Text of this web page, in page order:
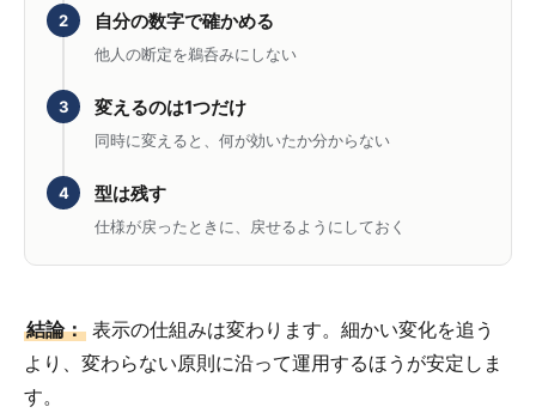
2 自分の数字で確かめる
他人の断定を鵜呑みにしない
3 変えるのは1つだけ
同時に変えると、何が効いたか分からない
4 型は残す
仕様が戻ったときに、戻せるようにしておく
結論： 表示の仕組みは変わります。細かい変化を追う
より、変わらない原則に沿って運用するほうが安定しま
す。